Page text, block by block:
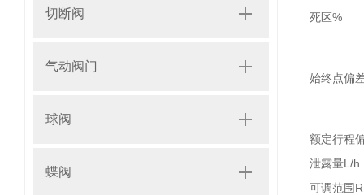
切断阀
气动阀门
球阀
蝶阀
死区%
始终点偏
额定行程
泄露量L/h
可调范围R